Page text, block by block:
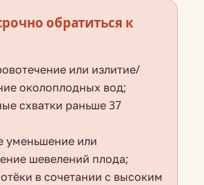
обратиться к
или излитие/
околоплодных вод;
схватки раньше 37
уменьшение или
шевелений плода;
в сочетании с высоким